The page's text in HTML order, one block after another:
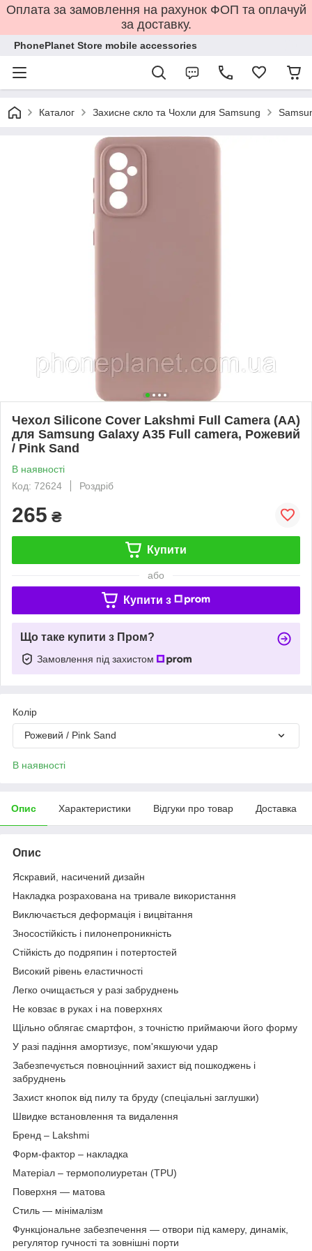
Оплата за замовлення на рахунок ФОП та оплачуй
за доставку.
PhonePlanet Store mobile accessories
Каталог Захисне скло та Чохли для Samsung
Чехол Silicone Cover Lakshmi Full Camera (AA)
для Samsung Galaxy A35 Full camera, Рожевий
/ Pink Sand
В наявності
Код: 72624
Роздріб
265 ₴
Купити
або
Купити з
Що таке купити з Пром?
Замовлення під захистом
Колір
Рожевий / Pink Sand
В наявності
Опис Характеристики Відгуки про товар Доставка
Опис
Яскравий, насичений дизайн
Накладка розрахована на тривале використання
Виключається деформація і вицвітання
Зносостійкість і пилонепроникність
Стійкість до подряпин і потертостей
Високий рівень еластичності
Легко очищається у разі забруднень
Не ковзає в руках і на поверхнях
Щільно облягає смартфон, з точністю приймаючи його форму
У разі падіння амортизує, пом'якшуючи удар
Забезпечується повноцінний захист від пошкоджень і
забруднень
Захист кнопок від пилу та бруду (спеціальні заглушки)
Швидке встановлення та видалення
Бренд – Lakshmi
Форм-фактор – накладка
Матеріал – термополиуретан (TPU)
Поверхня — матова
Стиль — мінімалізм
Функціональне забезпечення — отвори під камеру, динамік,
регулятор гучності та зовнішні порти